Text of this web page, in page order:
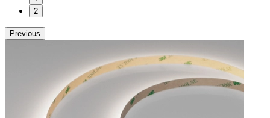
2
Previous